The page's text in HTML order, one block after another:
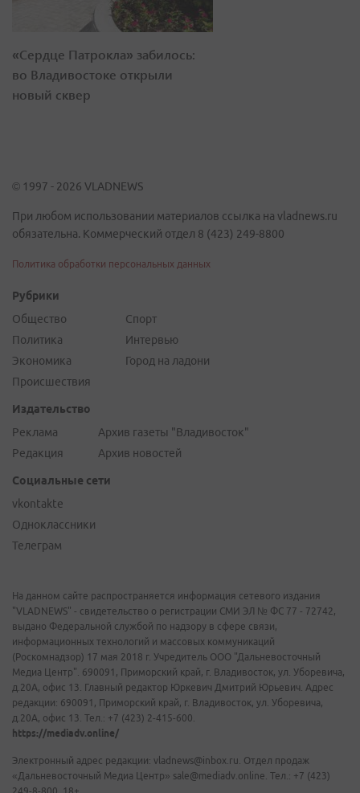
«Сердце Патрокла» забилось:
во Владивостоке открыли
новый сквер
© 1997 - 2026 VLADNEWS
При любом использовании материалов ссылка на vladnews.ru
обязательна. Коммерческий отдел 8 (423) 249-8800
Политика обработки персональных данных
Рубрики
Общество
Политика
Экономика
Происшествия
Спорт
Интервью
Город на ладони
Издательство
Реклама
Редакция
Архив газеты "Владивосток"
Архив новостей
Социальные сети
vkontakte
Одноклассники
Телеграм
На данном сайте распространяется информация сетевого издания
"VLADNEWS" - свидетельство о регистрации СМИ ЭЛ № ФС 77 - 72742,
выдано Федеральной службой по надзору в сфере связи,
информационных технологий и массовых коммуникаций
(Роскомнадзор) 17 мая 2018 г. Учредитель ООО "Дальневосточный
Медиа Центр". 690091, Приморский край, г. Владивосток, ул. Уборевича,
д.20А, офис 13. Главный редактор Юркевич Дмитрий Юрьевич. Адрес
редакции: 690091, Приморский край, г. Владивосток, ул. Уборевича,
д.20А, офис 13. Тел.: +7 (423) 2-415-600.
https://mediadv.online/
Электронный адрес редакции: vladnews@inbox.ru. Отдел продаж
«Дальневосточный Медиа Центр» sale@mediadv.online. Тел.: +7 (423)